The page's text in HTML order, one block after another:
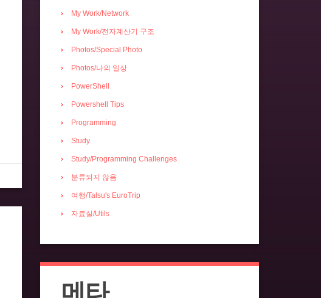
My Work/Network
My Work/전자계산기 구조
Photos/Special Photo
Photos/나의 일상
PowerShell
Powershell Tips
Programming
Study
Study/Programming Challenges
분류되지 않음
여행/Talsu's EuroTrip
자료실/Utils